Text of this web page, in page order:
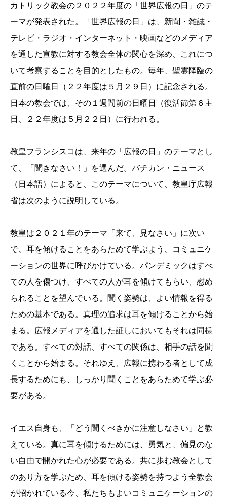
カトリック教会の２０２２年度の「世界広報の日」のテ
ーマが発表された。「世界広報の日」は、新聞・雑誌・
テレビ・ラジオ・インターネット・映画などのメディア
を通した宣教に対する教会全体の関心を深め、これにつ
いて考察することを目的としたもの。毎年、聖霊降臨の
直前の日曜日（２２年度は５月２９日）に記念される。
日本の教会では、その１週間前の日曜日（復活節第６主
日、２２年度は５月２２日）に行われる。
教皇フランシスコは、来年の「広報の日」のテーマとし
て、「聞きなさい！」を選んだ。バチカン・ニュース
（日本語）によると、このテーマについて、教皇庁広報
省は次のように説明している。
教皇は２０２１年のテーマ「来て、見なさい」に次い
で、耳を傾けることをあらためて学ぶよう、コミュニケ
ーションの世界に呼びかけている。パンデミックはすべ
ての人を傷つけ、すべての人が耳を傾けてもらい、慰め
られることを望んでいる。聞く姿勢は、よい情報を得る
ための基本である。真理の追求は耳を傾けることから始
まる。広報メディアを通した証しにおいてもそれは同様
である。すべての対話、すべての関係は、相手の話を聞
くことから始まる。それゆえ、広報に携わる者として成
長するためにも、しっかり聞くことをあらためて学ぶ必
要がある。
イエス自身も、「どう聞くべきかに注意しなさい」と教
えている。真に耳を傾けるためには、勇気と、偏見のな
い自由で開かれた心が必要である。共に歩む教会として
のあり方を学ぶため、耳を傾ける姿勢を持つよう全教会
が招かれている今、私たちもよいコミュニケーションの